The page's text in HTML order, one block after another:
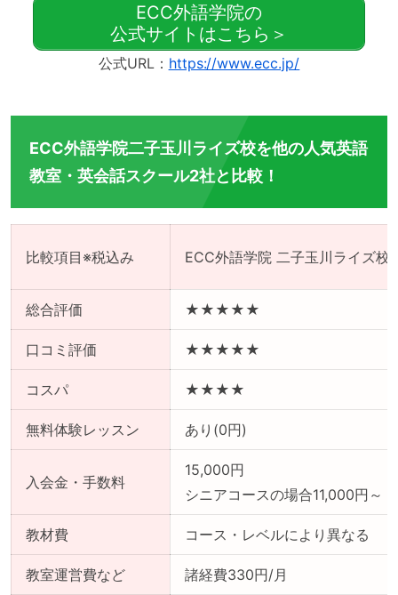
ECC外語学院の
公式サイトはこちら＞
公式URL： https://www.ecc.jp/
ECC外語学院二子玉川ライズ校を他の人気英語
教室・英会話スクール2社と比較！
比較項目※税込み ECC外語学院 二子玉川ライズ校
総合評価 ★★★★★
口コミ評価 ★★★★★
コスパ ★★★★
無料体験レッスン あり(0円)
入会金・手数料
15,000円
シニアコースの場合11,000円～
教材費 コース・レベルにより異なる
教室運営費など 諸経費330円/月